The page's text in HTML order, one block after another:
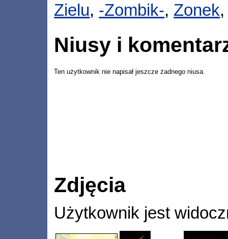
Zielu, -Zombik-, Zonek
Niusy i
Ten użytkownik nie napisał jeszcze żadnego niusa.
Zdjęcia
Użytkownik jest